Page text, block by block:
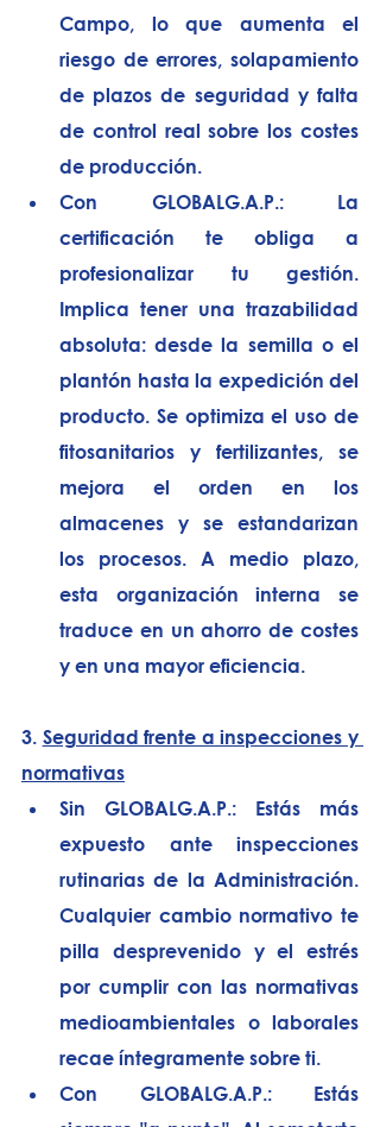
Campo, lo que aumenta el
riesgo de errores, solapamiento
de plazos de seguridad y falta
de control real sobre los costes
de producción.
Con GLOBALG.A.P.: La
certificación te obliga a
profesionalizar tu gestión.
Implica tener una trazabilidad
absoluta: desde la semilla o el
plantón hasta la expedición del
producto. Se optimiza el uso de
fitosanitarios y fertilizantes, se
mejora el orden en los
almacenes y se estandarizan
los procesos. A medio plazo,
esta organización interna se
traduce en un ahorro de costes
y en una mayor eficiencia.
3. Seguridad frente a inspecciones y
normativas
Sin GLOBALG.A.P.: Estás más
expuesto ante inspecciones
rutinarias de la Administración.
Cualquier cambio normativo te
pilla desprevenido y el estrés
por cumplir con las normativas
medioambientales o laborales
recae íntegramente sobre ti.
Con GLOBALG.A.P.: Estás